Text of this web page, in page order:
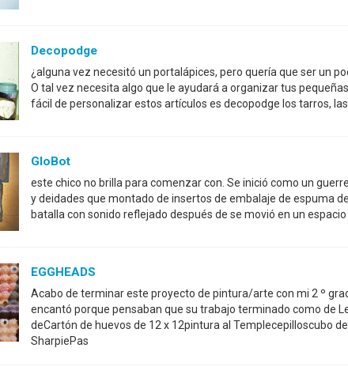
Decopodge
¿alguna vez necesitó un portalápices, pero quería que ser un
O tal vez necesita algo que le ayudará a organizar tus
fácil de personalizar estos artículos es decopodge los tarros,
GloBot
este chico no brilla para comenzar con. Se inició como un
y deidades que montado de insertos de embalaje de espuma
batalla con sonido reflejado después de se movió en un
EGGHEADS
Acabo de terminar este proyecto de pintura/arte con mi 2 º
encantó porque pensaban que su trabajo terminado como de
deCartón de huevos de 12 x 12pintura al Templecepilloscubo
SharpiePas